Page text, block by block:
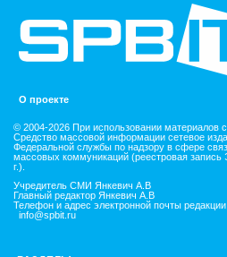
О проекте
© 2004-2026 При использовании материалов
Средство массовой информации сетевое
Федеральной службы по надзору в сфере
массовых коммуникаций (реестровая
г.).
Учредитель СМИ Янкевич А.В
Главный редактор Янкевич А.В
Телефон и адрес электронной почты
info@spbit.ru